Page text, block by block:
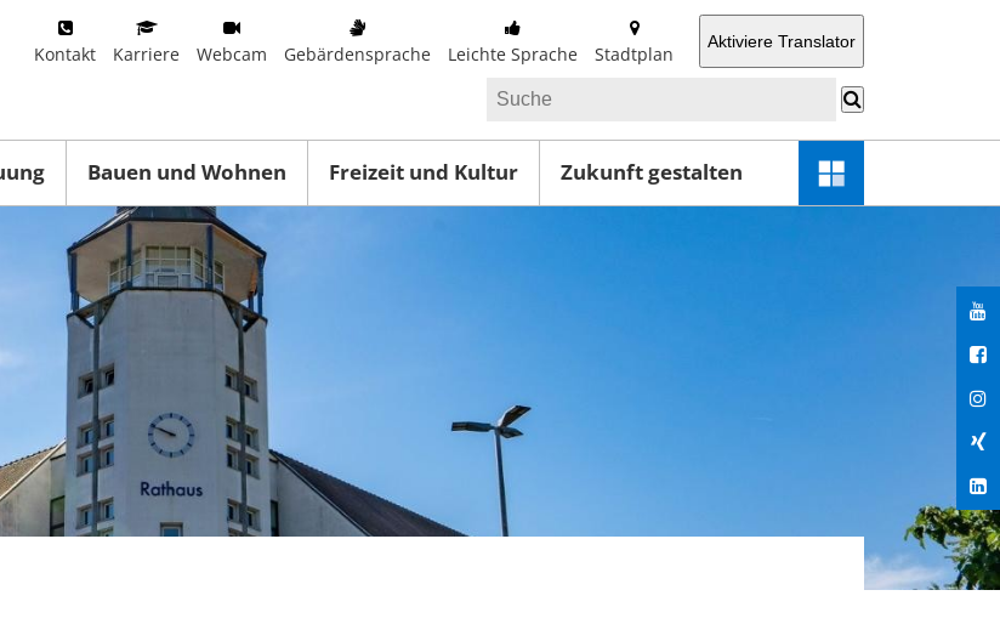
Kontakt Karriere Webcam Gebärdensprache Leichte Sprache Stadtplan
Aktiviere Translator
Bauen und Wohnen Freizeit und Kultur Zukunft gestalten
Schnellzugriff-
Menü